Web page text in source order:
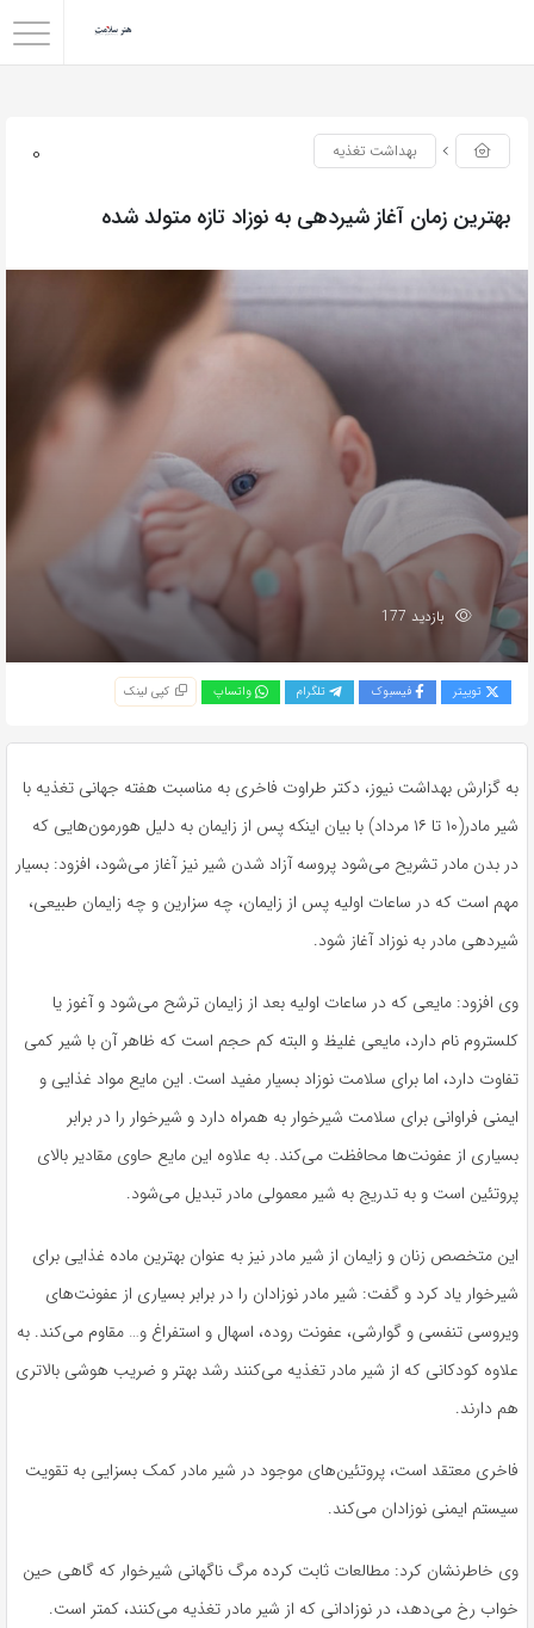
0 بهداشت تغذیه
بهترین زمان آغاز شیردهی به نوزاد تازه متولد شده
بازدید 177
توییتر فیسبوک تلگرام واتساپ کپی لینک
به گزارش بهداشت نیوز، دکتر طراوت فاخری به مناسبت هفته جهانی تغذیه با
شیر مادر(۱۰ تا ۱۶ مرداد) با بیان اینکه پس از زایمان به دلیل هورمون‌هایی که
در بدن مادر تشریح می‌شود پروسه آزاد شدن شیر نیز آغاز می‌شود، افزود: بسیار
مهم است که در ساعات اولیه پس از زایمان، چه سزارین و چه زایمان طبیعی،
شیردهی مادر به نوزاد آغاز شود.
وی افزود: مایعی که در ساعات اولیه بعد از زایمان ترشح می‌شود و آغوز یا
کلستروم نام دارد، مایعی غلیظ و البته کم حجم است که ظاهر آن با شیر کمی
تفاوت دارد، اما برای سلامت نوزاد بسیار مفید است. این مایع مواد غذایی و
ایمنی فراوانی برای سلامت شیرخوار به همراه دارد و شیرخوار را در برابر
بسیاری از عفونت‌ها محافظت می‌کند. به علاوه این مایع حاوی مقادیر بالای
پروتئین است و به تدریج به شیر معمولی مادر تبدیل می‌شود.
این متخصص زنان و زایمان از شیر مادر نیز به عنوان بهترین ماده غذایی برای
شیرخوار یاد کرد و گفت: شیر مادر نوزادان را در برابر بسیاری از عفونت‌های
ویروسی تنفسی و گوارشی، عفونت روده، اسهال و استفراغ و… مقاوم می‌کند. به
علاوه کودکانی که از شیر مادر تغذیه می‌کنند رشد بهتر و ضریب هوشی بالاتری
هم دارند.
فاخری معتقد است، پروتئین‌های موجود در شیر مادر کمک بسزایی به تقویت
سیستم ایمنی نوزادان می‌کند.
وی خاطرنشان کرد: مطالعات ثابت کرده مرگ ناگهانی شیرخوار که گاهی حین
خواب رخ می‌دهد، در نوزادانی که از شیر مادر تغذیه می‌کنند، کمتر است.